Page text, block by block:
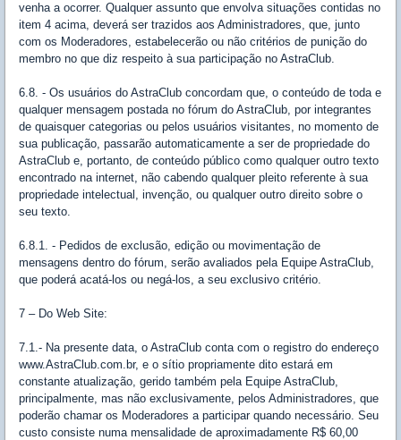
venha a ocorrer. Qualquer assunto que envolva situações contidas no
item 4 acima, deverá ser trazidos aos Administradores, que, junto
com os Moderadores, estabelecerão ou não critérios de punição do
membro no que diz respeito à sua participação no AstraClub.
6.8. - Os usuários do AstraClub concordam que, o conteúdo de toda e
qualquer mensagem postada no fórum do AstraClub, por integrantes
de quaisquer categorias ou pelos usuários visitantes, no momento de
sua publicação, passarão automaticamente a ser de propriedade do
AstraClub e, portanto, de conteúdo público como qualquer outro texto
encontrado na internet, não cabendo qualquer pleito referente à sua
propriedade intelectual, invenção, ou qualquer outro direito sobre o
seu texto.
6.8.1. - Pedidos de exclusão, edição ou movimentação de
mensagens dentro do fórum, serão avaliados pela Equipe AstraClub,
que poderá acatá-los ou negá-los, a seu exclusivo critério.
7 – Do Web Site:
7.1.- Na presente data, o AstraClub conta com o registro do endereço
www.AstraClub.com.br, e o sítio propriamente dito estará em
constante atualização, gerido também pela Equipe AstraClub,
principalmente, mas não exclusivamente, pelos Administradores, que
poderão chamar os Moderadores a participar quando necessário. Seu
custo consiste numa mensalidade de aproximadamente R$ 60,00